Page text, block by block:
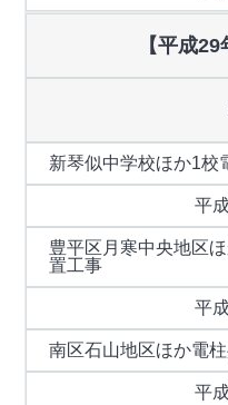
【平成
新琴似中学校ほか1校
平
豊平区月寒中央地区
置工事
平
南区石山地区ほか電
平